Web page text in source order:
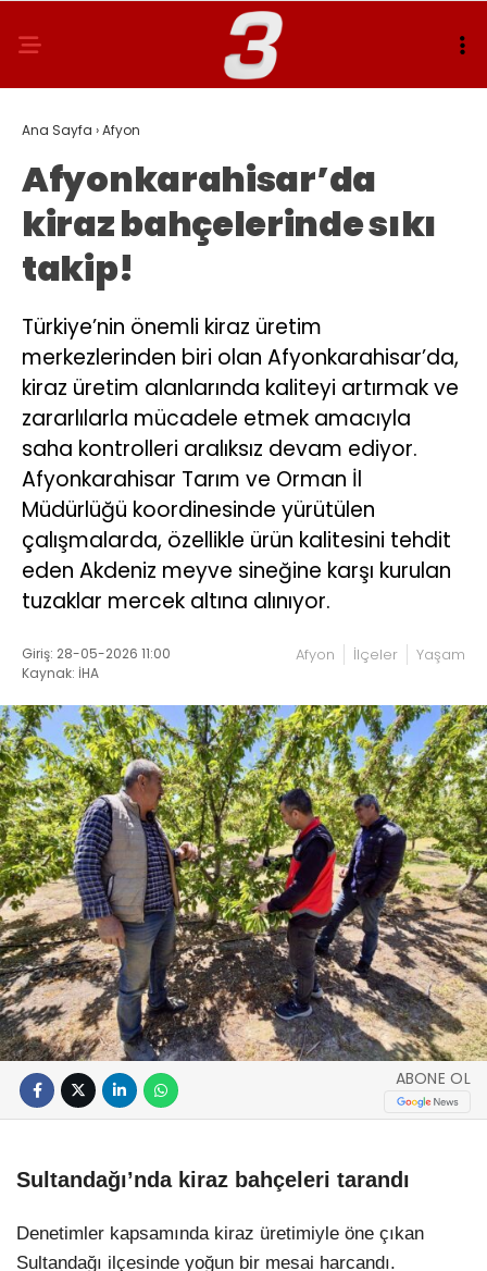
Ana Sayfa ›Afyon
Afyonkarahisar’da
kiraz bahçelerinde sıkı
takip!
Türkiye’nin önemli kiraz üretim
merkezlerinden biri olan Afyonkarahisar’da,
kiraz üretim alanlarında kaliteyi artırmak ve
zararlılarla mücadele etmek amacıyla
saha kontrolleri aralıksız devam ediyor.
Afyonkarahisar Tarım ve Orman İl
Müdürlüğü koordinesinde yürütülen
çalışmalarda, özellikle ürün kalitesini tehdit
eden Akdeniz meyve sineğine karşı kurulan
tuzaklar mercek altına alınıyor.
Giriş: 28-05-2026 11:00
Kaynak: İHA
Afyon İlçeler Yaşam
ABONE OL
Sultandağı’nda kiraz bahçeleri tarandı
Denetimler kapsamında kiraz üretimiyle öne çıkan
Sultandağı ilçesinde yoğun bir mesai harcandı.